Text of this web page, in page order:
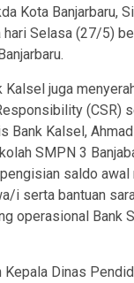
Kota Banjarbaru,
hari Selasa (27/5)
Kalsel juga
(CSR)
Bank Kalsel,
SMPN 3
saldo awal
i serta bantuan
operasional Bank
Kepala Dinas